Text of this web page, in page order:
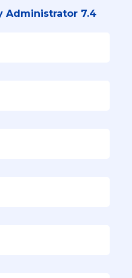
Administrator 7.4